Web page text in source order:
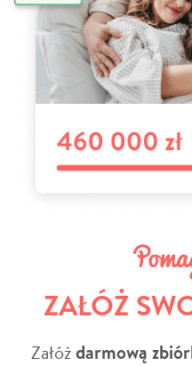
ZAŁÓŻ
Załóżdarmową